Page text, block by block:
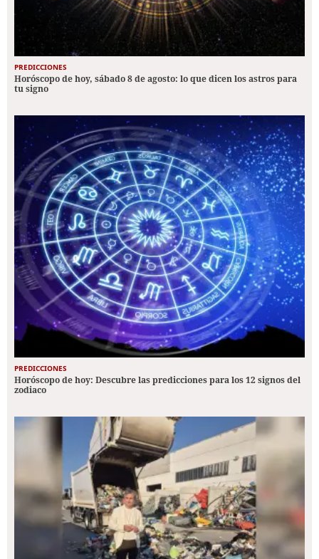
PREDICCIONES
Horóscopo de hoy, sábado 8 de agosto: lo que dicen los astros para
tu signo
PREDICCIONES
Horóscopo de hoy: Descubre las predicciones para los 12 signos del
zodiaco